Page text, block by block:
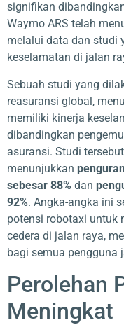
signifikan
Waymo ARS telah
melalui data dan studi
keselamatan di jalan
Sebuah studi yang
reasuransi global,
memiliki kinerja
dibandingkan
asuransi. Studi
menunjukkan
sebesar 88% dan
92%. Angka-angka ini
potensi robotaxi untuk
cedera di jalan raya,
bagi semua pengguna
Perolehan
Meningkat